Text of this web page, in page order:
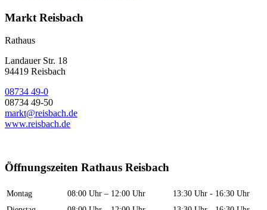
Markt Reisbach
Rathaus
Landauer Str. 18
94419 Reisbach
08734 49-0
08734 49-50
markt@reisbach.de
www.reisbach.de
Öffnungszeiten Rathaus Reisbach
Montag 08:00 Uhr – 12:00 Uhr
13:30 Uhr - 16:30 Uhr